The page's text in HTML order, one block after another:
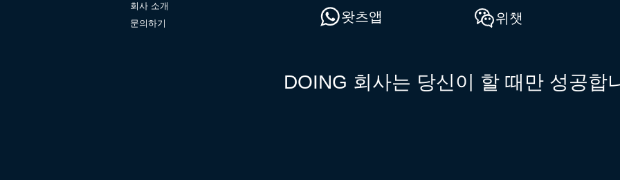
회사 소개
문의하기
왓츠앱 위챗
DOING 회사는 당신이 할 때만 성공합